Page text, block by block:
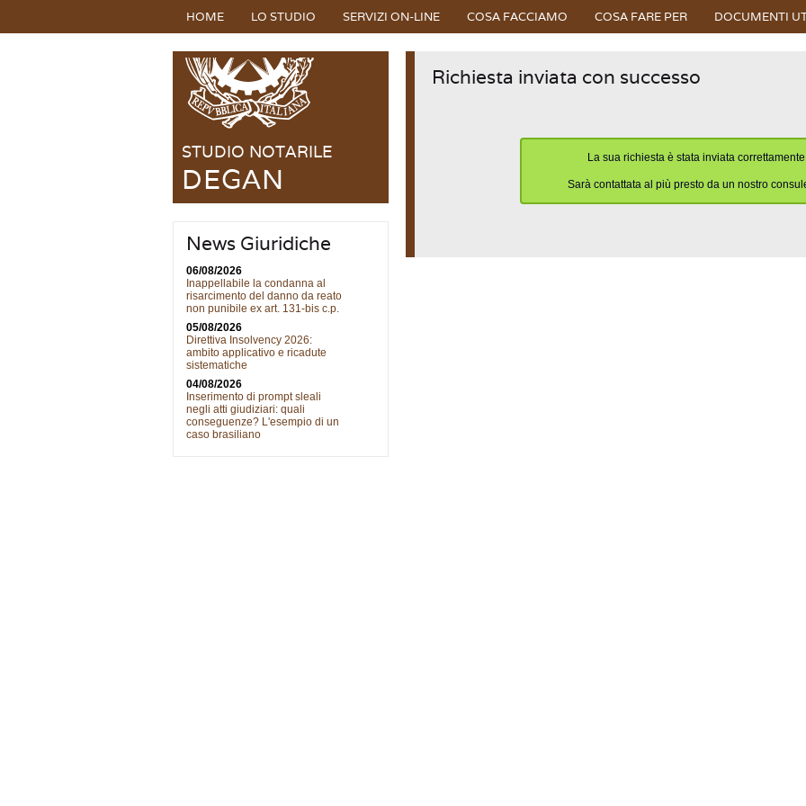
HOME LO STUDIO SERVIZI ON-LINE COSA FACCIAMO COSA FARE PER DOCUMENTI
STUDIO NOTARILE
DEGAN
Richiesta inviata con successo
La sua richiesta è stata inviata
Sarà contattata al più presto da un nostro
News Giuridiche
06/08/2026
Inappellabile la condanna al
risarcimento del danno da reato
non punibile ex art. 131-bis c.p.
05/08/2026
Direttiva Insolvency 2026:
ambito applicativo e ricadute
sistematiche
04/08/2026
Inserimento di prompt sleali
negli atti giudiziari: quali
conseguenze? L'esempio di un
caso brasiliano